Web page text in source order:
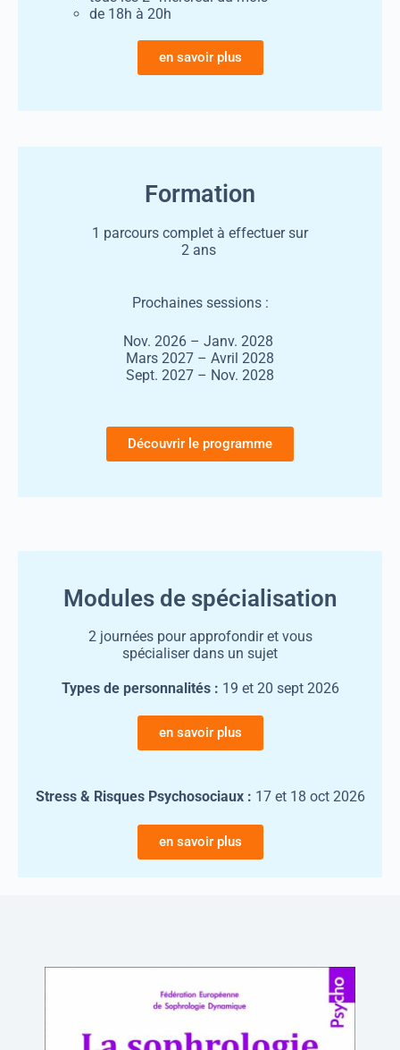
de 18h à 20h
en savoir plus
Formation
1 parcours complet à effectuer sur
2 ans
Prochaines sessions :
Nov. 2026 – Janv. 2028
Mars 2027 – Avril 2028
Sept. 2027 – Nov. 2028
Découvrir le programme
Modules de spécialisation
2 journées pour approfondir et vous
spécialiser dans un sujet
Types de personnalités : 19 et 20 sept 2026
en savoir plus
Stress & Risques Psychosociaux : 17 et 18 oct 2026
en savoir plus